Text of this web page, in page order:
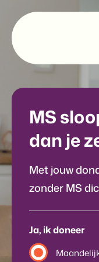
MS
dan je
Met jouw
zonder MS
Ja, ik doneer